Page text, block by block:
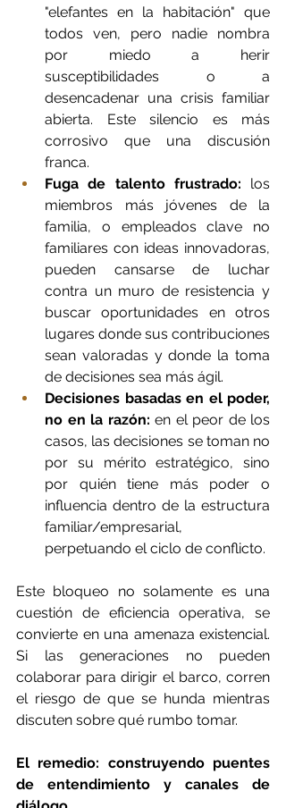
"elefantes en la habitación" que
todos ven, pero nadie nombra
por miedo a herir
susceptibilidades o a
desencadenar una crisis familiar
abierta. Este silencio es más
corrosivo que una discusión
franca.
Fuga de talento frustrado: los
miembros más jóvenes de la
familia, o empleados clave no
familiares con ideas innovadoras,
pueden cansarse de luchar
contra un muro de resistencia y
buscar oportunidades en otros
lugares donde sus contribuciones
sean valoradas y donde la toma
de decisiones sea más ágil.
Decisiones basadas en el poder,
no en la razón: en el peor de los
casos, las decisiones se toman no
por su mérito estratégico, sino
por quién tiene más poder o
influencia dentro de la estructura
familiar/empresarial,
perpetuando el ciclo de conflicto.
Este bloqueo no solamente es una
cuestión de eficiencia operativa, se
convierte en una amenaza existencial.
Si las generaciones no pueden
colaborar para dirigir el barco, corren
el riesgo de que se hunda mientras
discuten sobre qué rumbo tomar.
El remedio: construyendo puentes
de entendimiento y canales de